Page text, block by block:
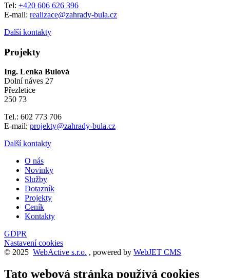
Tel: +420 606 626 396
E-mail: realizace@zahrady-bula.cz
Další kontakty
Projekty
Ing. Lenka Bulová
Dolní náves 27
Přezletice
250 73
Tel.: 602 773 706
E-mail: projekty@zahrady-bula.cz
Další kontakty
O nás
Novinky
Služby
Dotazník
Projekty
Ceník
Kontakty
GDPR
Nastavení cookies
© 2025 WebActive s.r.o. , powered by WebJET CMS
Tato webová stránka používá cookies